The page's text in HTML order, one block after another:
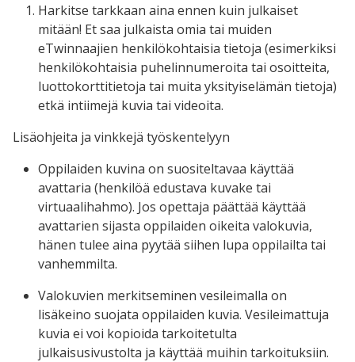
Harkitse tarkkaan aina ennen kuin julkaiset
mitään! Et saa julkaista omia tai muiden
eTwinnaajien henkilökohtaisia tietoja (esimerkiksi
henkilökohtaisia puhelinnumeroita tai osoitteita,
luottokorttitietoja tai muita yksityiselämän tietoja)
etkä intiimejä kuvia tai videoita.
Lisäohjeita ja vinkkejä työskentelyyn
Oppilaiden kuvina on suositeltavaa käyttää
avattaria (henkilöä edustava kuvake tai
virtuaalihahmo). Jos opettaja päättää käyttää
avattarien sijasta oppilaiden oikeita valokuvia,
hänen tulee aina pyytää siihen lupa oppilailta tai
vanhemmilta.
Valokuvien merkitseminen vesileimalla on
lisäkeino suojata oppilaiden kuvia. Vesileimattuja
kuvia ei voi kopioida tarkoitetulta
julkaisusivustolta ja käyttää muihin tarkoituksiin.